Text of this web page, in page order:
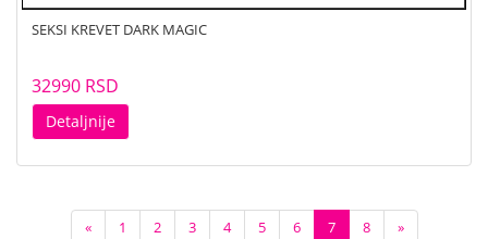
SEKSI KREVET DARK MAGIC
32990 RSD
Detaljnije
« 1 2 3 4 5 6 7 8 »